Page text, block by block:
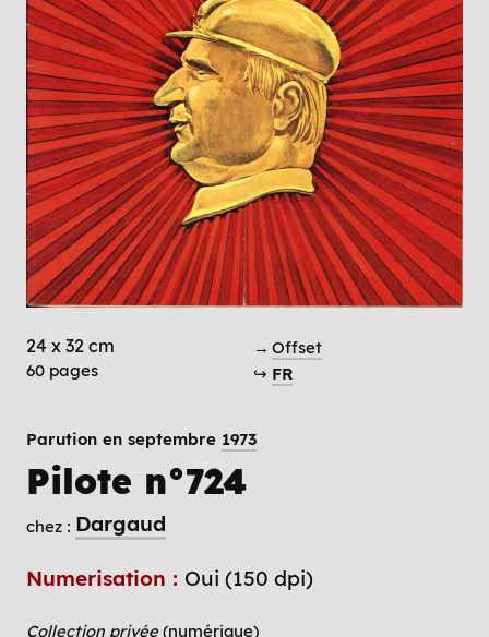
24 x 32 cm
60 pages
→ Offset
↪ FR
Parution en septembre 1973
Pilote n°724
chez : Dargaud
Numerisation : Oui (150 dpi)
Collection privée(numérique)